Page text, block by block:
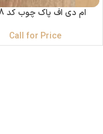
ام دی اف پاک چوب کد 7708
Call for Price